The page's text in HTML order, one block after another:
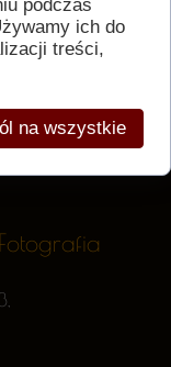
podczas
ich do
treści,
na wszystkie